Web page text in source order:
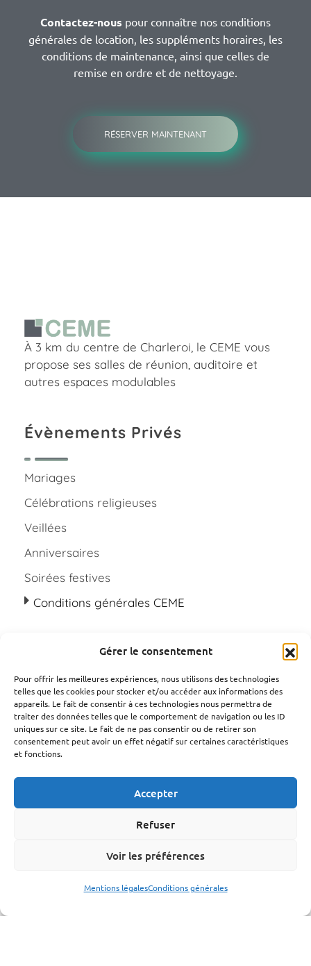
Gérer le consentement
Pour offrir les meilleures expériences, nous utilisons des technologies
telles que les cookies pour stocker et/ou accéder aux informations des
appareils. Le fait de consentir à ces technologies nous permettra de
traiter des données telles que le comportement de navigation ou les ID
uniques sur ce site. Le fait de ne pas consentir ou de retirer son
consentement peut avoir un effet négatif sur certaines caractéristiques
et fonctions.
Accepter
Refuser
Voir les préférences
Mentions légalesConditions générales
Contactez-nous pour connaître nos conditions
générales de location, les suppléments horaires, les
conditions de maintenance, ainsi que celles de
remise en ordre et de nettoyage.
RÉSERVER MAINTENANT
Charleroi Espace Meeting Européen
Centre de conférence à Charleroi, Belgique
À 3 km du centre de Charleroi, le CEME vous
propose ses salles de réunion, auditoire et
autres espaces modulables
Évènements Privés
Mariages
Célébrations religieuses
Veillées
Anniversaires
Soirées festives
Conditions générales CEME
Coordonnées
Rue des Français, 147 – 6020 Dampremy
(0)71 23 98 53
info@ceme.be
marketing et activer ce contenu